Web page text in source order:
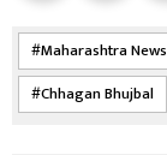
Maharashtra News
Chhagan Bhujbal